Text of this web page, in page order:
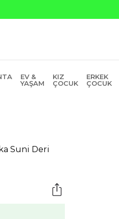
EV &
YAŞAM
KIZ
ÇOCUK
ERKEK
ÇOCUK
Suni Deri